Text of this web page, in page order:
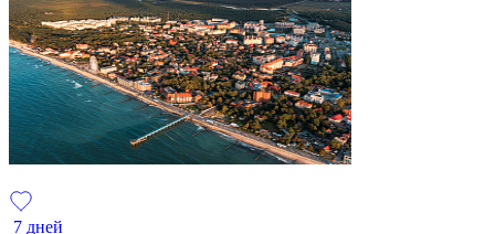
7 дней